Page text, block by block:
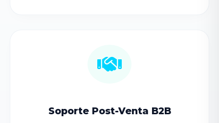
Soporte Post-Venta B2B